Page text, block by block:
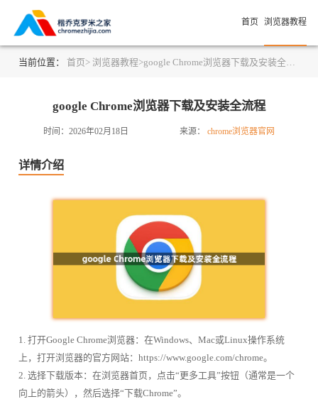
首页 浏览器教程
当前位置： 首页> 浏览器教程>google Chrome浏览器下载及安装全流程
google Chrome浏览器下载及安装全流程
时间：2026年02月18日 来源： chrome浏览器官网
详情介绍
1. 打开Google Chrome浏览器：在Windows、Mac或Linux操作系统
上，打开浏览器的官方网站：https://www.google.com/chrome。
2. 选择下载版本：在浏览器首页，点击“更多工具”按钮（通常是一个
向上的箭头），然后选择“下载Chrome”。